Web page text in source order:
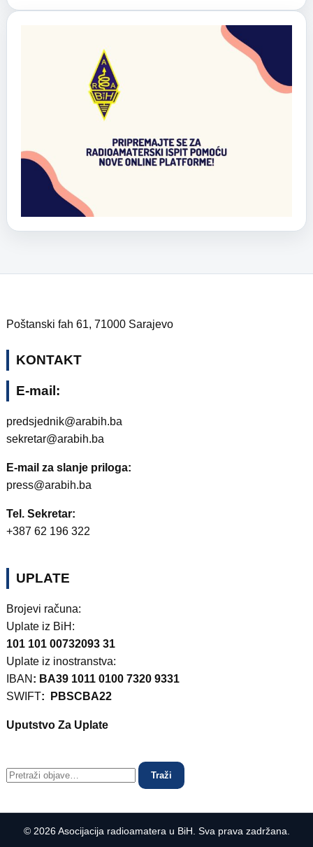
Poštanski fah 61, 71000 Sarajevo
KONTAKT
E-mail:
predsjednik@arabih.ba
sekretar@arabih.ba
E-mail za slanje priloga:
press@arabih.ba
Tel. Sekretar:
+387 62 196 322
UPLATE
Brojevi računa:
Uplate iz BiH:
101 101 00732093 31
Uplate iz inostranstva:
IBAN : BA39 1011 0100 7320 9331
SWIFT: PBSCBA22
Uputstvo Za Uplate
Traži
© 2026 Asocijacija radioamatera u BiH. Sva prava zadržana.